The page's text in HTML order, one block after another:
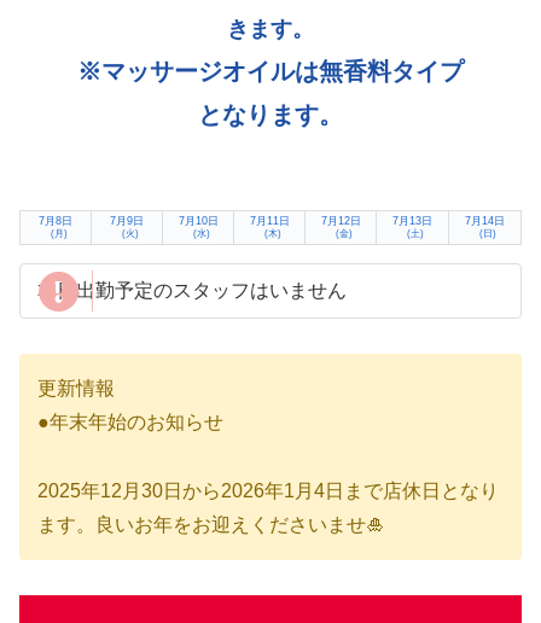
きます。
※マッサージオイルは無香料タイプ
となります。
7月8日
(月)
7月9日
(火)
7月10日
(水)
7月11日
(木)
7月12日
(金)
7月13日
(土)
7月14日
(日)
本日出勤予定のスタッフはいません
更新情報
●年末年始のお知らせ
2025年12月30日から2026年1月4日まで店休日となり
ます。良いお年をお迎えくださいませ🎍